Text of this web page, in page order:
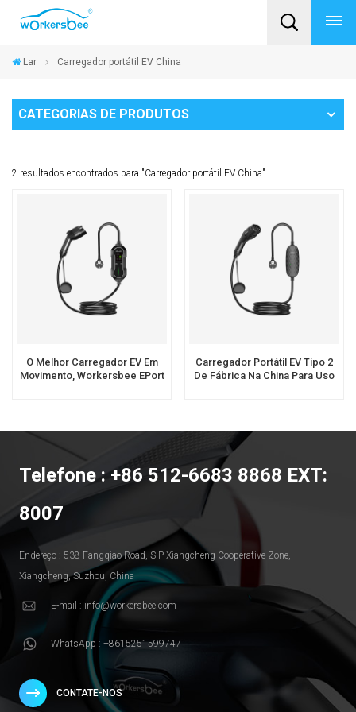
Lar Carregador portátil EV China
CATEGORIAS DE PRODUTOS
2 resultados encontrados para "Carregador portátil EV China"
O Melhor Carregador EV Em
Movimento, Workersbee EPort
Carregador Portátil EV Tipo 2
De Fábrica Na China Para Uso
Telefone : +86 512-6683 8868 EXT:
8007
Endereço : 538 Fangqiao Road, SlP-Xiangcheng Cooperative Zone,
Xiangcheng, Suzhou, China
E-mail : info@workersbee.com
WhatsApp : +8615251599747
CONTATE-NOS